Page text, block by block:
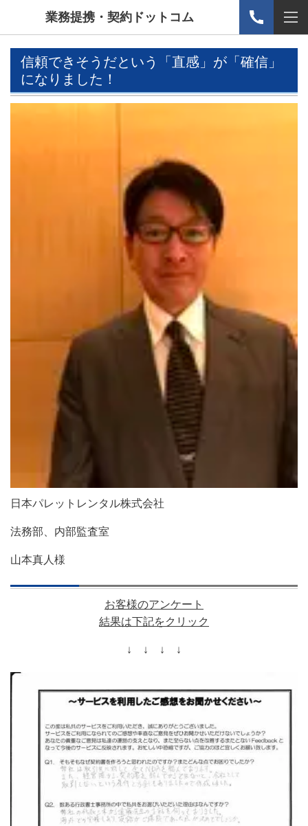
業務提携・契約ドットコム
信頼できそうだという「直感」が「確信」
になりました！
日 本パレットレンタル株式会社
法務部、内部監査室
山本真人様
お客様のアンケート
結果は下記をクリック
↓ ↓ ↓ ↓